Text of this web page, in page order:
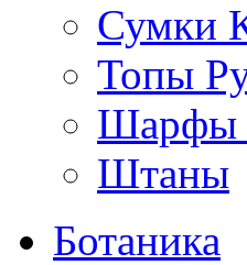
Сумки
Топы
Шарфы
Штаны
Ботаника